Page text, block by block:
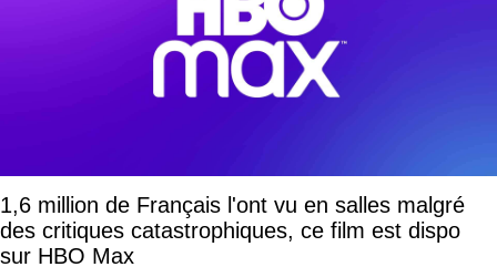
1,6 million de Français l'ont vu en salles malgré
des critiques catastrophiques, ce film est dispo
sur HBO Max